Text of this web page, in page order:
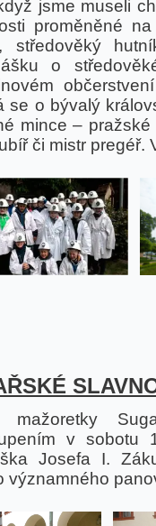
jsme museli
proměněné
středověký
o
se o bývalý
mince –
či mistr pregéř.
mažoretky
v sobotu
Josefa I.
významného